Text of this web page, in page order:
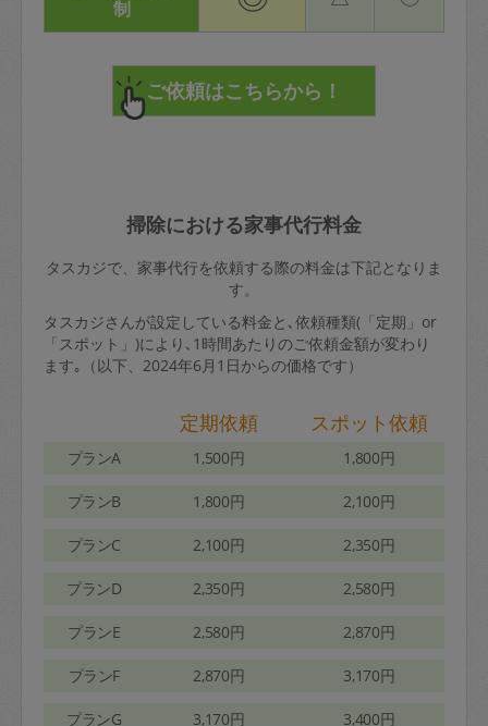
制
掃除における家事代行料金
タスカジで、家事代行を依頼する際の料金は下記となりま
す。
タスカジさんが設定している料金と､依頼種類(「定期」or
「スポット」)により､1時間あたりのご依頼金額が変わり
ます｡（以下、2024年6月1日からの価格です）
定期依頼 スポット依頼
プランA 1,500円 1,800円
プランB 1,800円 2,100円
プランC 2,100円 2,350円
プランD 2,350円 2,580円
プランE 2,580円 2,870円
プランF 2,870円 3,170円
プランG 3,170円 3,400円